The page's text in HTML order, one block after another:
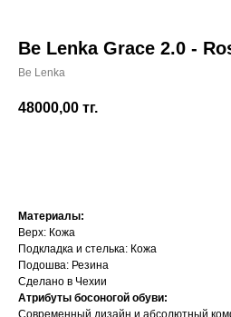
Be Lenka Grace 2.0 -
Be Lenka
48000,00 тг.
Материалы:
Верх: Кожа
Подкладка и стелька: Кожа
Подошва: Резина
Сделано в Чехии
Атрибуты босоногой обуви: